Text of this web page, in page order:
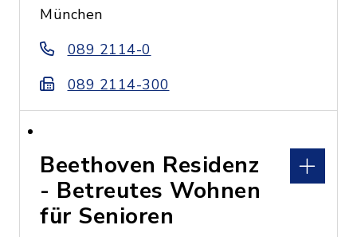
München
089 2114-0
089 2114-300
Beethoven Residenz
- Betreutes Wohnen
für Senioren